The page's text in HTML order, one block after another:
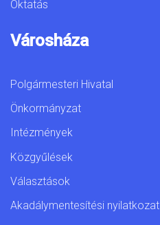
Oktatás
Városháza
Polgármesteri Hivatal
Önkormányzat
Intézmények
Közgyűlések
Választások
Akadálymentesítési nyilatkozat